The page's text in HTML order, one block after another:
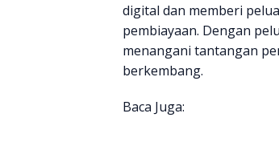
digital dan memberi
pembiayaan. Dengan
menangani tantangan
berkembang.
Baca Juga: